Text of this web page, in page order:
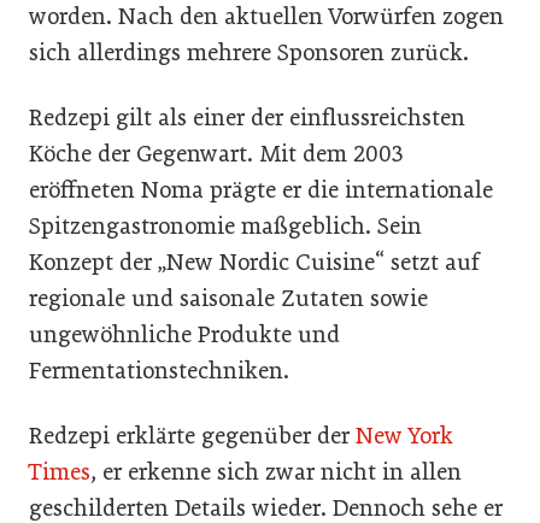
worden. Nach den aktuellen Vorwürfen zogen
sich allerdings mehrere Sponsoren zurück.
Redzepi gilt als einer der einflussreichsten
Köche der Gegenwart. Mit dem 2003
eröffneten Noma prägte er die internationale
Spitzengastronomie maßgeblich. Sein
Konzept der „New Nordic Cuisine“ setzt auf
regionale und saisonale Zutaten sowie
ungewöhnliche Produkte und
Fermentationstechniken.
Redzepi erklärte gegenüber der New York
Times, er erkenne sich zwar nicht in allen
geschilderten Details wieder. Dennoch sehe er